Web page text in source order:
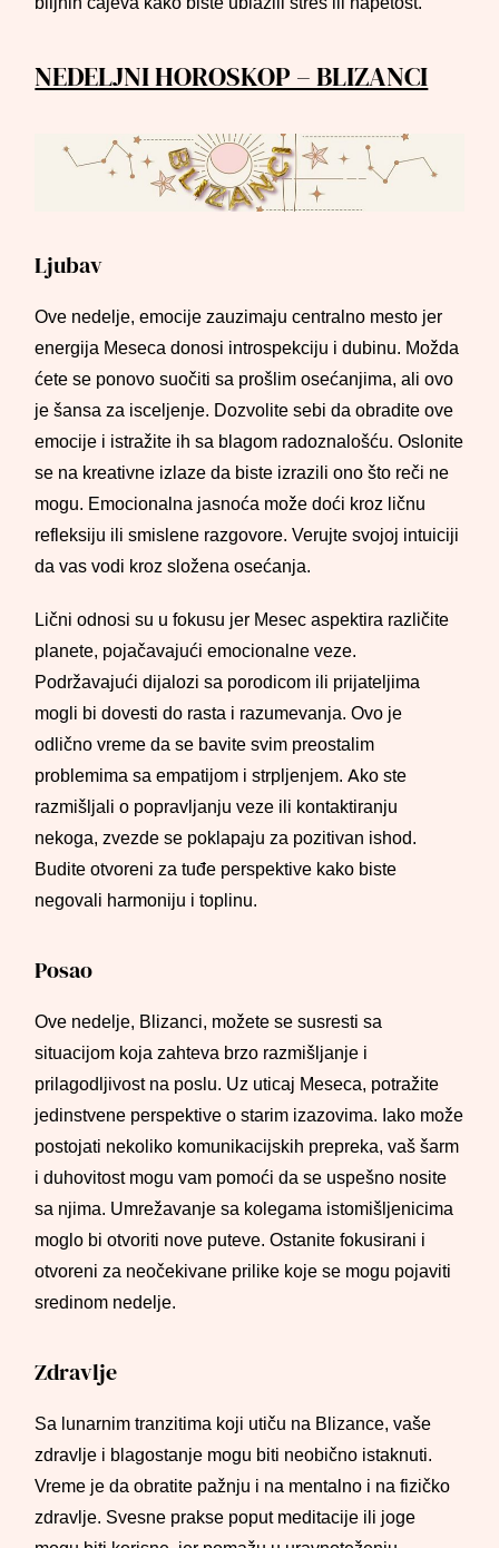
NEDELJNI HOROSKOP – BLIZANCI
Ljubav
Ove nedelje, emocije zauzimaju centralno mesto jer
energija Meseca donosi introspekciju i dubinu. Možda
ćete se ponovo suočiti sa prošlim osećanjima, ali ovo
je šansa za isceljenje. Dozvolite sebi da obradite ove
emocije i istražite ih sa blagom radoznalošću. Oslonite
se na kreativne izlaze da biste izrazili ono što reči ne
mogu. Emocionalna jasnoća može doći kroz ličnu
refleksiju ili smislene razgovore. Verujte svojoj intuiciji
da vas vodi kroz složena osećanja.
Lični odnosi su u fokusu jer Mesec aspektira različite
planete, pojačavajući emocionalne veze.
Podržavajući dijalozi sa porodicom ili prijateljima
mogli bi dovesti do rasta i razumevanja. Ovo je
odlično vreme da se bavite svim preostalim
problemima sa empatijom i strpljenjem. Ako ste
razmišljali o popravljanju veze ili kontaktiranju
nekoga, zvezde se poklapaju za pozitivan ishod.
Budite otvoreni za tuđe perspektive kako biste
negovali harmoniju i toplinu.
Posao
Ove nedelje, Blizanci, možete se susresti sa
situacijom koja zahteva brzo razmišljanje i
prilagodljivost na poslu. Uz uticaj Meseca, potražite
jedinstvene perspektive o starim izazovima. Iako može
postojati nekoliko komunikacijskih prepreka, vaš šarm
i duhovitost mogu vam pomoći da se uspešno nosite
sa njima. Umrežavanje sa kolegama istomišljenicima
moglo bi otvoriti nove puteve. Ostanite fokusirani i
otvoreni za neočekivane prilike koje se mogu pojaviti
sredinom nedelje.
Zdravlje
Sa lunarnim tranzitima koji utiču na Blizance, vaše
zdravlje i blagostanje mogu biti neobično istaknuti.
Vreme je da obratite pažnju i na mentalno i na fizičko
zdravlje. Svesne prakse poput meditacije ili joge